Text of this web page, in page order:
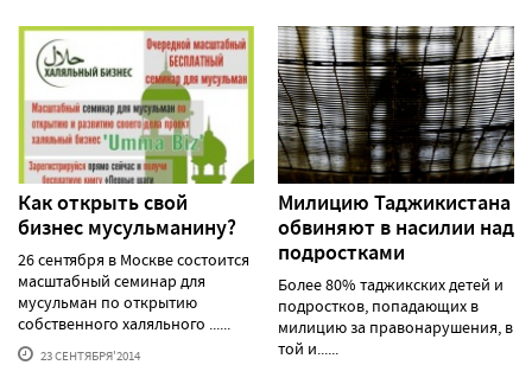
Как открыть свой
бизнес мусульманину?
26 сентября в Москве состоится
масштабный семинар для
мусульман по открытию
собственного халяльного ......
23 СЕНТЯБРЯ'2014
Милицию Таджикистана
обвиняют в насилии над
подростками
Более 80% таджикских детей и
подростков, попадающих в
милицию за правонарушения, в
той и......